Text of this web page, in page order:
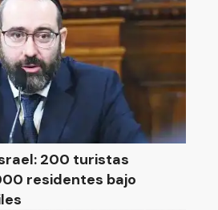
200 turistas
residentes bajo